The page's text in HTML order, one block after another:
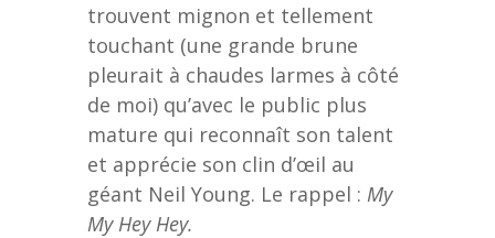
trouvent mignon et tellement
touchant (une grande brune
pleurait à chaudes larmes à côté
de moi) qu’avec le public plus
mature qui reconnaît son talent
et apprécie son clin d’œil au
géant Neil Young. Le rappel : My
My Hey Hey.